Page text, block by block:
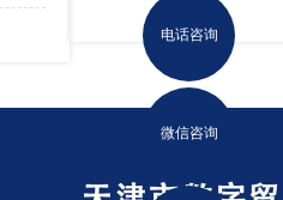
电话咨询
微信咨询